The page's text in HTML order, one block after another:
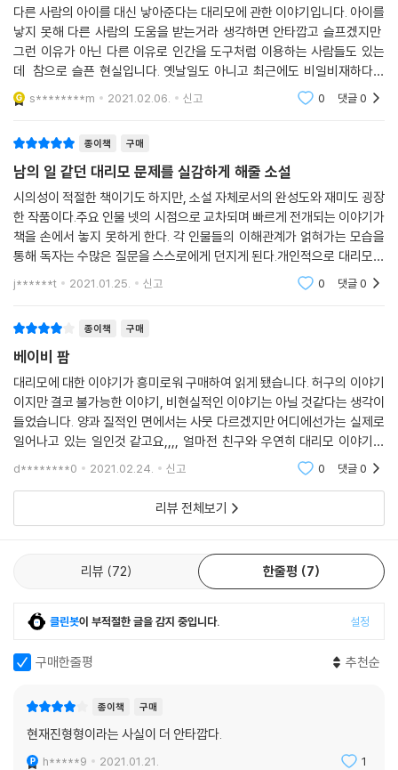
큰 장점이다.
이를테면 백인인 레이건은 골든 오크스 입소를 결정하는 면접에서 메이에
게 그곳의 호스트들이 대부분 ‘유색인종’이라는 점이 마음에 걸림을 은연
중에 내비치며 이렇게 말한다. “다른 선택의 여지가 없을 수도 있잖아요.
아니라, 그저 순…… 허섭스레기 같은 한무더기의 선택지 가운데 그나마
최선일 뿐인지도 모른다는 거예요.”(94면) 실제로 상업적 대리모 거래에
서 생모가 의뢰인보다 항상 훨씬 더 낮은 사회경제적 계층에 위치하며 자
본에 의한 계급착취 양상을 띤다는 것을 지적하는 대목이다. 호스트 중 한
명이 태아에게 다운증후군 인자인 21번 세염색체증이 발견돼 강제로 낙태
를 당하는 사건은(장면이 묘사되지는 않는다) 가톨릭 신자인 필리핀 호스
트들에게 엄청난 충격을 남긴다. 실제로 2014년 호주의 한 부부가 다운증
후군으로 태어난 아기를 그대로 태국의 대리모에게 버려둔 실제 사건을 비
깨져버린 아메리칸드림 이후
트럼프 시대 가난한 미국 여성 이민자들의 현주소
이 소설을 이루는 또다른 큰 축은 바로 트럼프 시대 이후 미국에서 폭발한
인종/이민자 문제이다. 무엇보다 이 작품은 그간 미국 사회의 주변부로 밀
려나 눈에 띄지 않던 아시아 저개발국가 이민 여성들의 삶을 생생히 보여
주고 그들에게 목소리를 돌려주었다는 점에서도 의미가 깊다. 타자들이 중
심으로 진입하고 당사자들이 목소리를 내는 최근의 커다란 문학적 흐름과
도 부합하는 작품이다. 비록 사회적 배경은 다르지만 자신이 필리핀 이민
아마 필리핀 출신인데다 천성적으로 말하기를 좋아하며 사람들에 대한 호
기심이 많았기 때문에, 나는 내 생활권에 속한 필리핀 돌봄 노동 여성들 중
많은 사람들과 친해졌다. 물론 남미, 카리브해 그리고 다른 아시아 국가 출
신의 사람들과도 마찬가지였다. 나는 그들의 망나니 남편이나 까다로운 고
용주, 한나절 단위로 침대를 빌릴 수 있는 퀸스의 합숙소며 아껴 모은 돈을
에 대한 이야기에 귀를 기울였다. 나는 이 여성들이―그들 자신을 위해서
가 아니더라도 자식들을 위해―무언가 나은 것을 바라면서 매일 희생하는
모습을, 그런 그들의 앞길을 가로막고 있는 거대한 장애물들을 보았다.
다른 사람의 아이를 대신 낳아준다는 대리모에 관한 이야기입니다. 아이를
낳지 못해 다른 사람의 도움을 받는거라 생각하면 안타깝고 슬프겠지만
그런 이유가 아닌 다른 이유로 인간을 도구처럼 이용하는 사람들도 있는
데 참으로 슬픈 현실입니다. 옛날일도 아니고 최근에도 비일비재하다는
것 또한 안타깝습니다. 다소 무거운 내용을 다룬 책이라고 생각합니다.
s********m 2021.02.06. 신고 0 댓글0
종이책 구매
남의 일 같던 대리모 문제를 실감하게 해줄 소설
시의성이 적절한 책이기도 하지만, 소설 자체로서의 완성도와 재미도 굉장
한 작품이다.주요 인물 넷의 시점으로 교차되며 빠르게 전개되는 이야기가
책을 손에서 놓지 못하게 한다. 각 인물들의 이해관계가 얽혀가는 모습을
통해 독자는 수많은 질문을 스스로에게 던지게 된다.개인적으로 대리모는
여성의 신체를 상품으로 만들고 사들이는 행위라는 생각을 단호하게 가지
고 있었다. 그런
j******t 2021.01.25. 신고 0 댓글0
종이책 구매
베이비 팜
대리모에 대한 이야기가 흥미로워 구매하여 읽게 됐습니다. 허구의 이야기
이지만 결코 불가능한 이야기, 비현실적인 이야기는 아닐 것같다는 생각이
들었습니다. 양과 질적인 면에서는 사뭇 다르겠지만 어디에선가는 실제로
일어나고 있는 일인것 같고요,,,, 얼마전 친구와 우연히 대리모 이야기를
하다가 조금조금 알게 된 사실을 책을 통해 많이 확인하게 되었습니다. 모
d********0 2021.02.24. 신고 0 댓글0
리뷰 전체보기
리뷰 72 한줄평 7
클린봇이 부적절한 글을 감지 중입니다. 설정
구매한줄평 추천순
종이책 구매
현재진형형이라는 사실이 더 안타깝다.
h*****9 2021.01.21. 1